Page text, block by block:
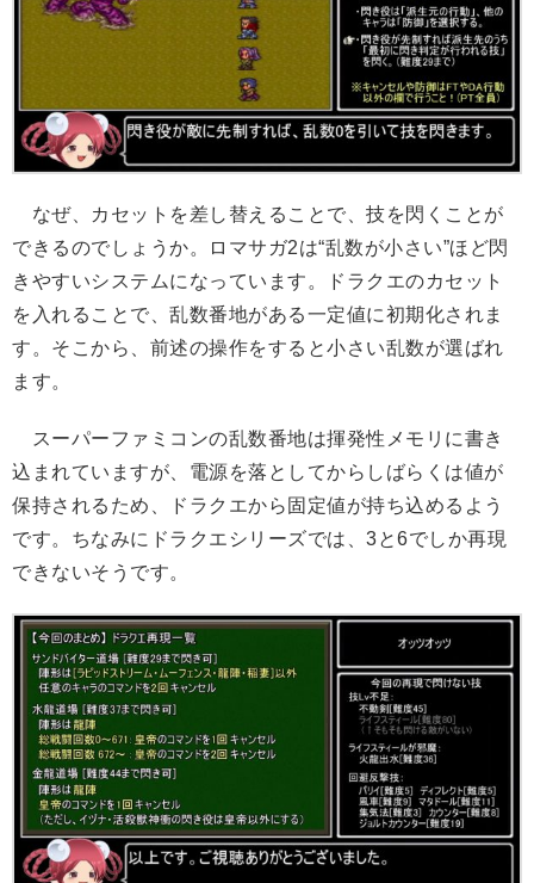
なぜ、カセットを差し替えることで、技を閃くことが
できるのでしょうか。ロマサガ2は“乱数が小さい”ほど閃
きやすいシステムになっています。ドラクエのカセット
を入れることで、乱数番地がある一定値に初期化されま
す。そこから、前述の操作をすると小さい乱数が選ばれ
ます。
スーパーファミコンの乱数番地は揮発性メモリに書き
込まれていますが、電源を落としてからしばらくは値が
保持されるため、ドラクエから固定値が持ち込めるよう
です。ちなみにドラクエシリーズでは、3と6でしか再現
できないそうです。